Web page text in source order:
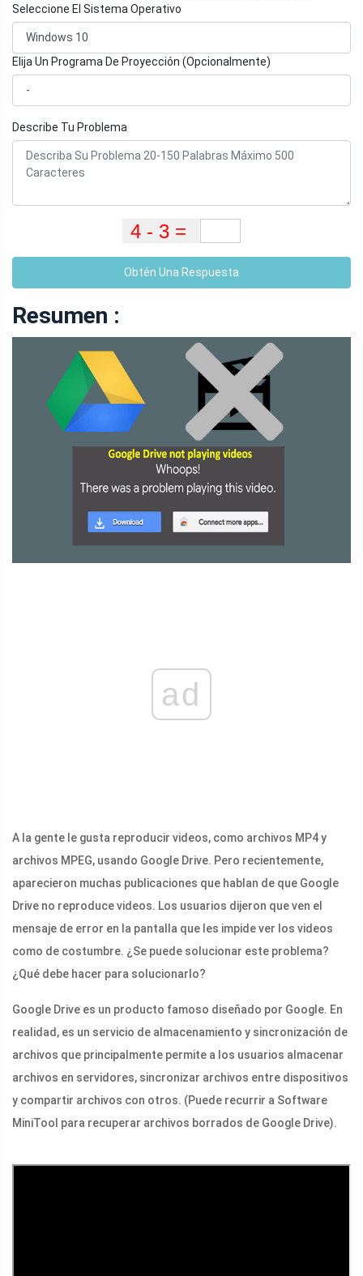
Seleccione El Sistema Operativo
Elija Un Programa De Proyección (Opcionalmente)
Describe Tu Problema
Obtén Una Respuesta
Resumen :
ad
A la gente le gusta reproducir videos, como archivos MP4 y
archivos MPEG, usando Google Drive. Pero recientemente,
aparecieron muchas publicaciones que hablan de que Google
Drive no reproduce videos. Los usuarios dijeron que ven el
mensaje de error en la pantalla que les impide ver los videos
como de costumbre. ¿Se puede solucionar este problema?
¿Qué debe hacer para solucionarlo?
Google Drive es un producto famoso diseñado por Google. En
realidad, es un servicio de almacenamiento y sincronización de
archivos que principalmente permite a los usuarios almacenar
archivos en servidores, sincronizar archivos entre dispositivos
y compartir archivos con otros. (Puede recurrir a Software
MiniTool para recuperar archivos borrados de Google Drive).